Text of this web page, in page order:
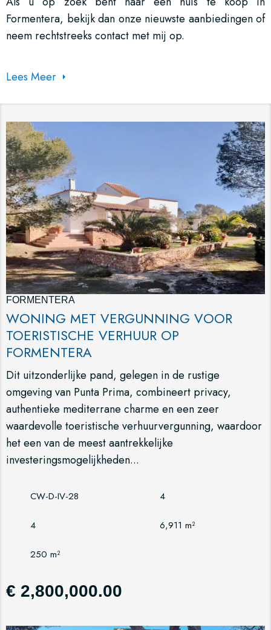
Formentera, bekijk dan onze nieuwste aanbiedingen of
neem rechtstreeks contact met mij op.
Lees Meer
FORMENTERA
WONING MET VERGUNNING VOOR
TOERISTISCHE VERHUUR OP
FORMENTERA
Dit uitzonderlijke pand, gelegen in de rustige
omgeving van Punta Prima, combineert privacy,
authentieke mediterrane charme en een zeer
waardevolle toeristische verhuurvergunning, waardoor
het een van de meest aantrekkelijke
investeringsmogelijkheden...
CW-D-IV-28 4
4 6,911 m²
250 m²
€ 2,800,000.00